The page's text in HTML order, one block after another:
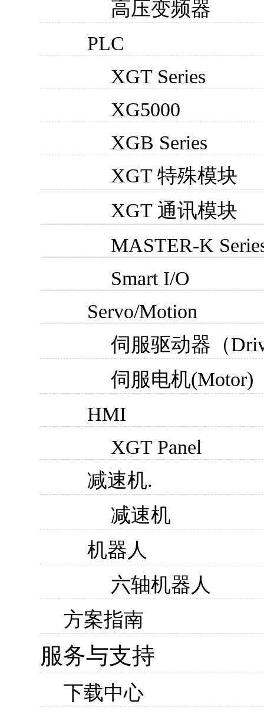
高压变频器
PLC
XGT Series
XG5000
XGB Series
XGT 特殊模块
XGT 通讯模块
MASTER-K
Smart I/O
Servo/Motion
伺服驱动器（
伺服电机(Motor)
HMI
XGT Panel
减速机.
减速机
机器人
六轴机器人
方案指南
服务与支持
下载中心